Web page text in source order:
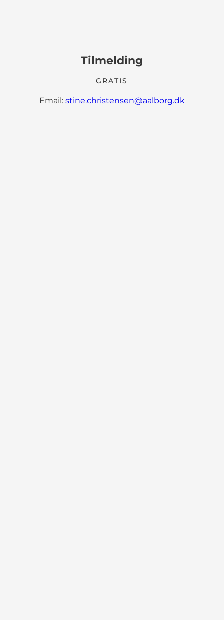
Tilmelding
GRATIS
Email: stine.christensen@aalborg.dk